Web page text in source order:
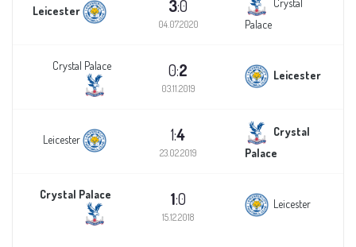
Leicester 3:0
04.07.2020
Palace
Crystal Palace 0:2
03.11.2019
Leicester
Leicester 1:4
23.02.2019
Crystal
Palace
Crystal Palace 1:0
15.12.2018
Leicester